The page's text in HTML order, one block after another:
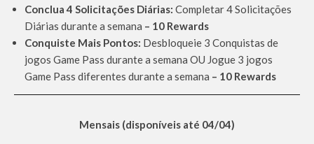
Conclua 4 Solicitações Diárias: Completar 4 Solicitações
Diárias durante a semana – 10 Rewards
Conquiste Mais Pontos: Desbloqueie 3 Conquistas de
jogos Game Pass durante a semana OU Jogue 3 jogos
Game Pass diferentes durante a semana – 10 Rewards
Mensais (disponíveis até 04/04)